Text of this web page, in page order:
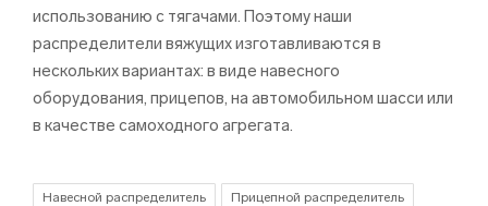
использованию с тягачами. Поэтому наши
распределители вяжущих изготавливаются в
нескольких вариантах: в виде навесного
оборудования, прицепов, на автомобильном шасси или
в качестве самоходного агрегата.
Навесной распределитель Прицепной распределитель